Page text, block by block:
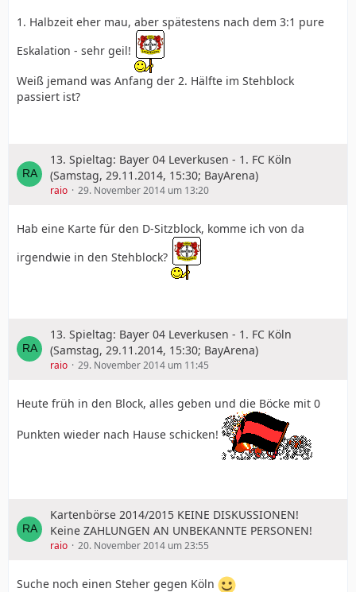
1. Halbzeit eher mau, aber spätestens nach dem 3:1 pure
Eskalation - sehr geil!
Weiß jemand was Anfang der 2. Hälfte im Stehblock
passiert ist?
13. Spieltag: Bayer 04 Leverkusen - 1. FC Köln
(Samstag, 29.11.2014, 15:30; BayArena)
raio 29. November 2014 um 13:20
Hab eine Karte für den D-Sitzblock, komme ich von da
irgendwie in den Stehblock?
13. Spieltag: Bayer 04 Leverkusen - 1. FC Köln
(Samstag, 29.11.2014, 15:30; BayArena)
raio 29. November 2014 um 11:45
Heute früh in den Block, alles geben und die Böcke mit 0
Punkten wieder nach Hause schicken!
Kartenbörse 2014/2015 KEINE DISKUSSIONEN!
Keine ZAHLUNGEN AN UNBEKANNTE PERSONEN!
raio 20. November 2014 um 23:55
Suche noch einen Steher gegen Köln